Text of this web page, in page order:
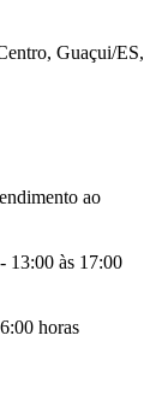
Guaçui/ES,
ao
13:00 às 17:00
horas